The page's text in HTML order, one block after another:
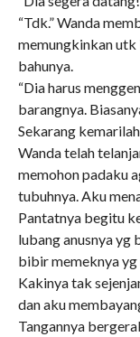
“Tdk.” Wanda
memungkinkan utk
bahunya.
“Dia harus
barangnya.
Sekarang
Wanda telah
memohon padaku
tubuhnya. Aku
Pantatnya begitu
lubang anusnya yg
bibir memeknya
Kakinya tak
dan aku
Tangannya